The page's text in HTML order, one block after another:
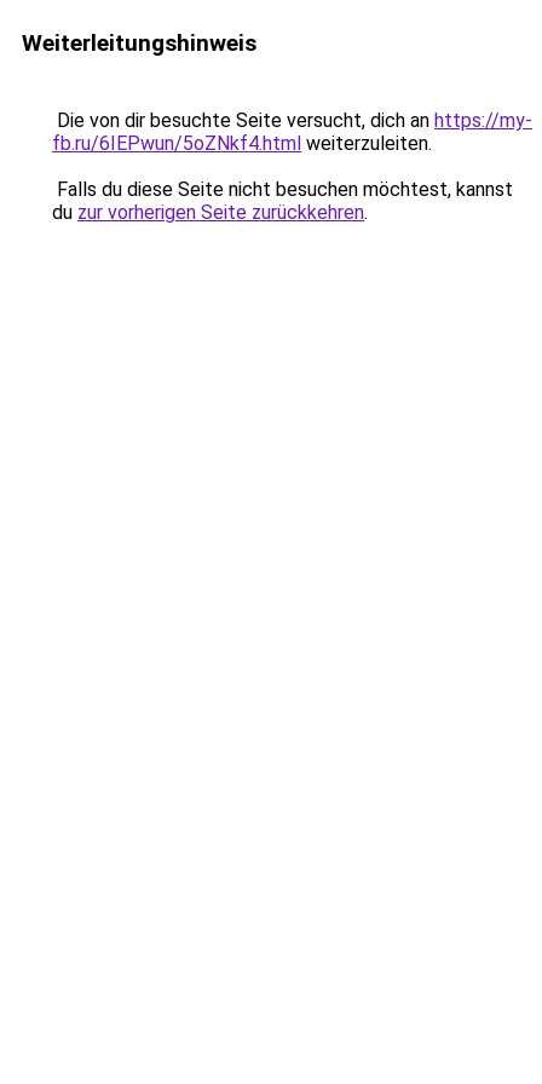
Weiterleitungshinweis
Die von dir besuchte Seite versucht, dich an https://my-
fb.ru/6IEPwun/5oZNkf4.html weiterzuleiten.
Falls du diese Seite nicht besuchen möchtest, kannst
du zur vorherigen Seite zurückkehren.